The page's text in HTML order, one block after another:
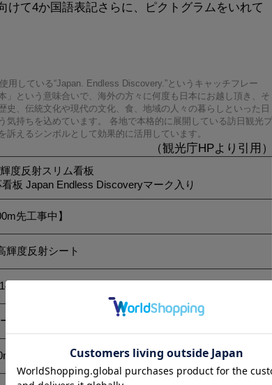
て4か国語表記さらに、ピクトグラムをいれて
している“Japan. Endless Discovery.”というキャッチフレー
という意味合いで、海外の方々に何度も日本にお越し頂き、そ
、伝統文化や現代の文化、食、地域の人々の暮らしといった日
持ちを込めています。 各地で本格的に展開している訪日観光プ
えるシンボルとして効果的に活用しています。
（観光庁HPより引用）
度反射スリム看板
板 Japan Endless Discoveryマーク入り
先工事中】
輝度反射シート